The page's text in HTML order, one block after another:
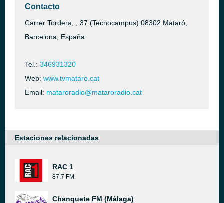
Contacto
Carrer Tordera, , 37 (Tecnocampus) 08302 Mataró,
Barcelona, España
Tel.: 346931320
Web: www.tvmataro.cat
Email: mataroradio@mataroradio.cat
Estaciones relacionadas
RAC 1
87.7 FM
Chanquete FM (Málaga)